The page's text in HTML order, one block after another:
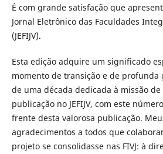
É com grande satisfação que
Jornal Eletrônico das Faculdades
(JEFIJV).
Esta edição adquire um significado
momento de transição e de profunda
de uma década dedicada à missão
publicação no JEFIJV, com este
frente desta valorosa publicação.
agradecimentos a todos que
projeto se consolidasse nas FIVJ: à